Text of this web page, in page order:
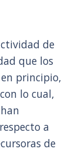
de
que los
principio,
lo cual,
a
de